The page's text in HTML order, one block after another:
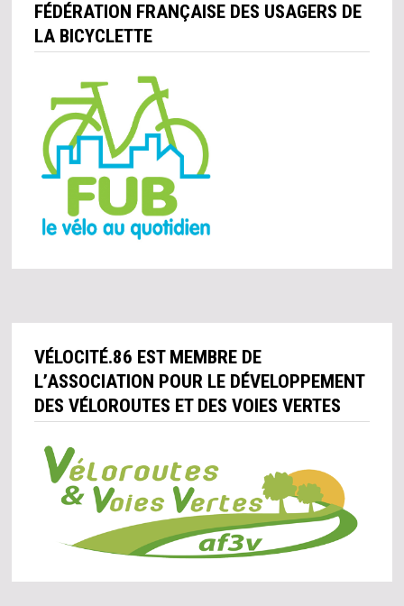
FÉDÉRATION FRANÇAISE DES USAGERS DE
LA BICYCLETTE
VÉLOCITÉ.86 EST MEMBRE DE
L’ASSOCIATION POUR LE DÉVELOPPEMENT
DES VÉLOROUTES ET DES VOIES VERTES